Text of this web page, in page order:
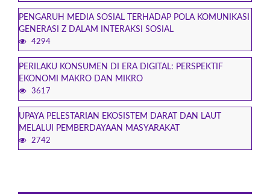
PENGARUH MEDIA SOSIAL TERHADAP POLA KOMUNIKASI
GENERASI Z DALAM INTERAKSI SOSIAL
4294
PERILAKU KONSUMEN DI ERA DIGITAL: PERSPEKTIF
EKONOMI MAKRO DAN MIKRO
3617
UPAYA PELESTARIAN EKOSISTEM DARAT DAN LAUT
MELALUI PEMBERDAYAAN MASYARAKAT
2742